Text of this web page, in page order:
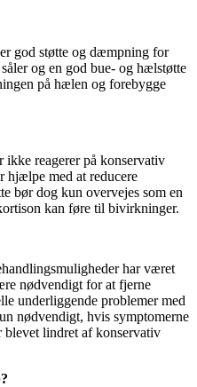
god støtte og dæmpning for
og en god bue- og hælstøtte
på hælen og forebygge
reagerer på konservativ
hjælpe med at reducere
bør dog kun overvejes som en
kan føre til bivirkninger.
har været
nødvendigt for at fjerne
underliggende problemer med
nødvendigt, hvis symptomerne
blevet lindret af konservativ